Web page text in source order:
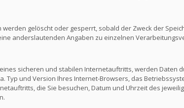
gelöscht oder gesperrt, sobald der Zweck der
anderslautenden Angaben zu einzelnen
sicheren und stabilen Internetauftritts, werden Daten
Typ und Version Ihres Internet-Browsers, das
die Sie besuchen, Datum und Uhrzeit des